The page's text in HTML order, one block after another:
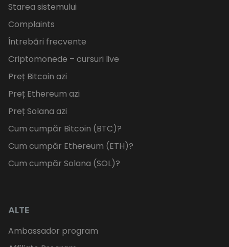
Starea sistemului
Complaints
Întrebări frecvente
Criptomonede – cursuri live
Preț Bitcoin azi
Preț Ethereum azi
Preț Solana azi
Cum cumpăr Bitcoin (BTC)?
Cum cumpăr Ethereum (ETH)?
Cum cumpăr Solana (SOL)?
ALTE
Ambassador program